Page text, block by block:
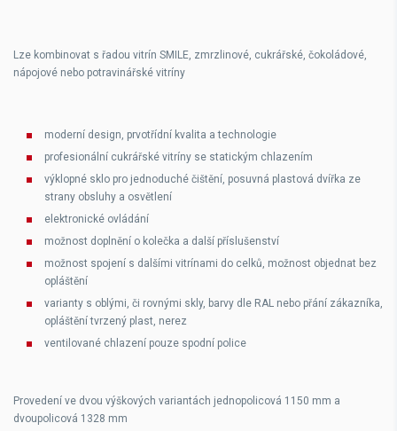
Lze kombinovat s řadou vitrín SMILE, zmrzlinové, cukrářské, čokoládové,
nápojové nebo potravinářské vitríny
moderní design, prvotřídní kvalita a technologie
profesionální cukrářské vitríny se statickým chlazením
výklopné sklo pro jednoduché čištění, posuvná plastová dvířka ze
strany obsluhy a osvětlení
elektronické ovládání
možnost doplnění o kolečka a další příslušenství
možnost spojení s dalšími vitrínami do celků, možnost objednat bez
opláštění
varianty s oblými, či rovnými skly, barvy dle RAL nebo přání zákazníka,
opláštění tvrzený plast, nerez
ventilované chlazení pouze spodní police
Provedení ve dvou výškových variantách jednopolicová 1150 mm a
dvoupolicová 1328 mm